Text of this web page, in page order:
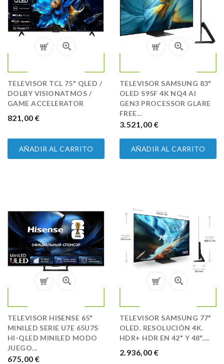
TELEVISOR TCL 75" QLED /
DOLBY VISIONATMOS /
GAME ACCELERATOR
PRECIO
821,00 €
AÑADIR AL CARRITO
TELEVISOR SAMSUNG 83"
OLED S95F 4K NQ4 AI
GEN3 PROCESSOR GLARE
FREE...
PRECIO
3.521,00 €
AÑADIR AL CARRITO
TELEVISOR HISENSE 65"
MINILED SERIE U7E 65U7S
HI-QLED MINILED MODO
JUEGO...
PRECIO
675,00 €
TELEVISOR SAMSUNG 77"
OLED. RESOLUCIÓN 4K.
HDR+ HDR EN 42" Y 48"....
PRECIO
2.936,00 €